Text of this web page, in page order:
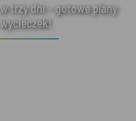
trzy dni – gotowe plany
wycieczek!